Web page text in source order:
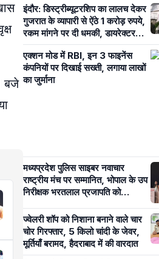
बजे
इंदौर: डिस्ट्रीब्यूटरशिप का लालच देकर
गुजरात के व्यापारी से ऐंठे 1 करोड़ रुपये,
रकम मांगने पर दी धमकी, डायरेक्टर
गिरफ्तार
एक्शन मोड में RBI, इन 3 फाइनेंस
कंपनियों पर दिखाई सख्ती, लगाया लाखों
का जुर्माना
मध्यप्रदेश पुलिस साइबर नवाचार
राष्ट्रीय मंच पर सम्मानित, भोपाल के उप
निरीक्षक भरतलाल प्रजापति को
Policing’ अवार्ड
ज्वेलरी शॉप को निशाना बनाने वाले चार
चोर गिरफ्तार, 5 किलो चांदी के जेवर,
मूर्तियाँ बरामद, हैदराबाद में की वारदात